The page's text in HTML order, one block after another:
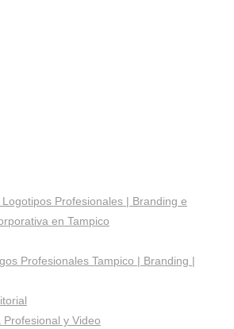
Profesionales | Branding e
en Tampico
Profesionales Tampico | Branding |
y Video